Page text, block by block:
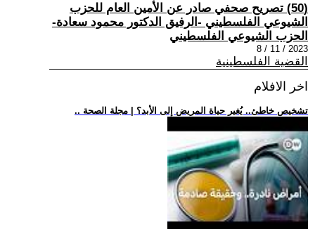
(50) تصريح صحفي صادر عن الأمين العام للحزب
الشيوعي الفلسطيني -الرفيق الدكتور محمود سعادة-
الحزب الشيوعي الفلسطيني
2023 / 11 / 8
القضية الفلسطينية
اخر الافلام
.. تشخيص خاطئ.. يُغير حياة المريض إلى الأبد؟ | مجلة الصحة